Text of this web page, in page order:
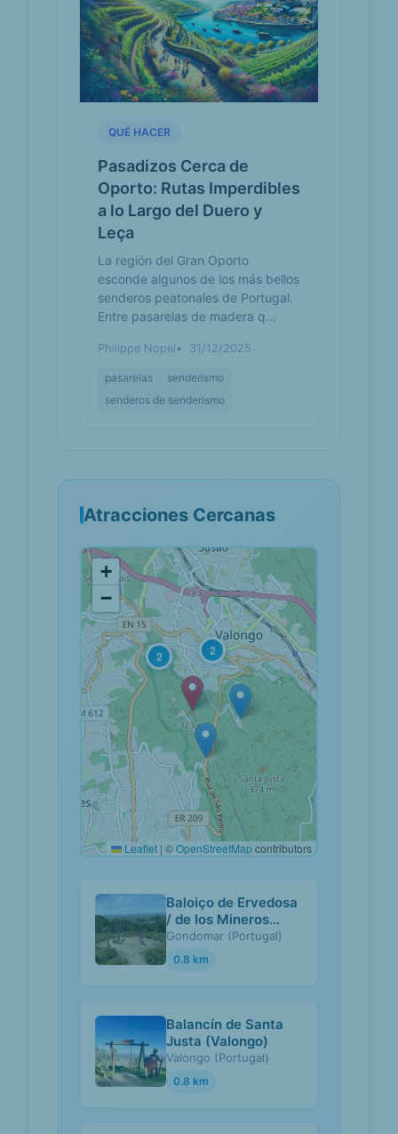
QUÉ HACER
Pasadizos Cerca de
Oporto: Rutas Imperdibles
a lo Largo del Duero y
Leça
La región del Gran Oporto
esconde algunos de los más bellos
senderos peatonales de Portugal.
Entre pasarelas de madera q...
Philippe Nopel 31/12/2025
pasarelas
senderismo
senderos de senderismo
Atracciones Cercanas
2
2
+
−
Leaflet | ©OpenStreetMapcontributors
Baloiço de Ervedosa
/ de los Mineros
(Gondomar)
Gondomar (Portugal)
0.8 km
Balancín de Santa
Justa (Valongo)
Valongo (Portugal)
0.8 km